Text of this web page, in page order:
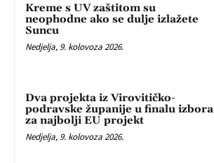
Kreme s UV zaštitom su
neophodne ako se dulje izlažete
Suncu
Nedjelja, 9. kolovoza 2026.
Dva projekta iz Virovitičko-
podravske županije u finalu izbora
za najbolji EU projekt
Nedjelja, 9. kolovoza 2026.